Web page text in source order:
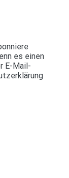
es einen
E-Mail-